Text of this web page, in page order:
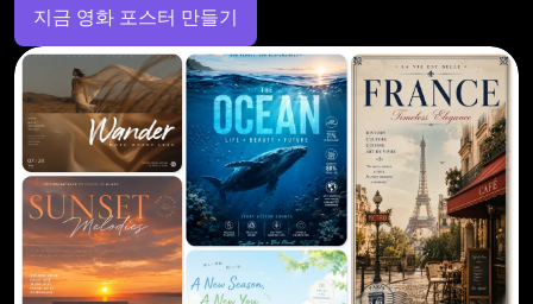
지금 영화 포스터 만들기